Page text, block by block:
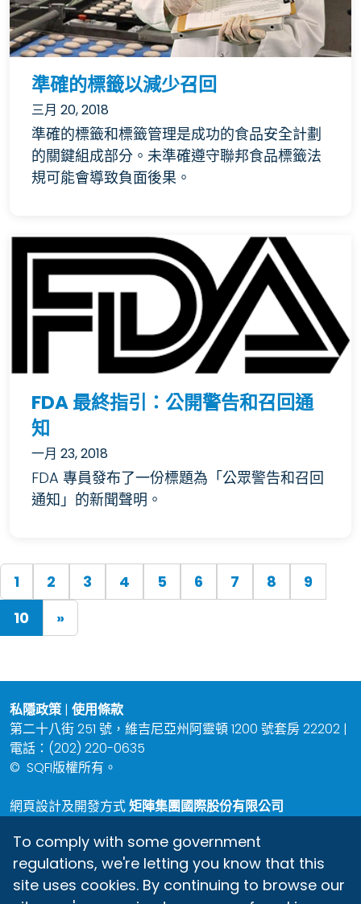
準確的標籤以減少召回
三月 20, 2018
準確的標籤和標籤管理是成功的食品安全計劃
的關鍵組成部分。未準確遵守聯邦食品標籤法
規可能會導致負面後果。
FDA 最終指引：公開警告和召回通
知
一月 23, 2018
FDA 專員發布了一份標題為「公眾警告和召回
通知」的新聞聲明。
1 2 3 4 5 6 7 8
9
10(current)
»
私隱政策| 使用條款
第二十八街 251 號，維吉尼亞州阿靈頓 1200 號套房 22202 |
電話：(202) 220-0635
© SQFI版權所有。
網頁設計及開發方式矩陣集團國際股份有限公司
To comply with some government
regulations, we're letting you know that this
site uses cookies. By continuing to browse our